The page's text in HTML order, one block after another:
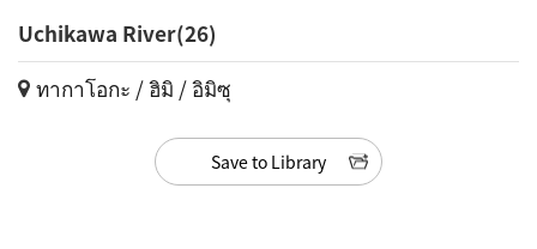
Uchikawa River(26)
ทากาโอกะ / ฮิมิ / อิมิซุ
Save to Library